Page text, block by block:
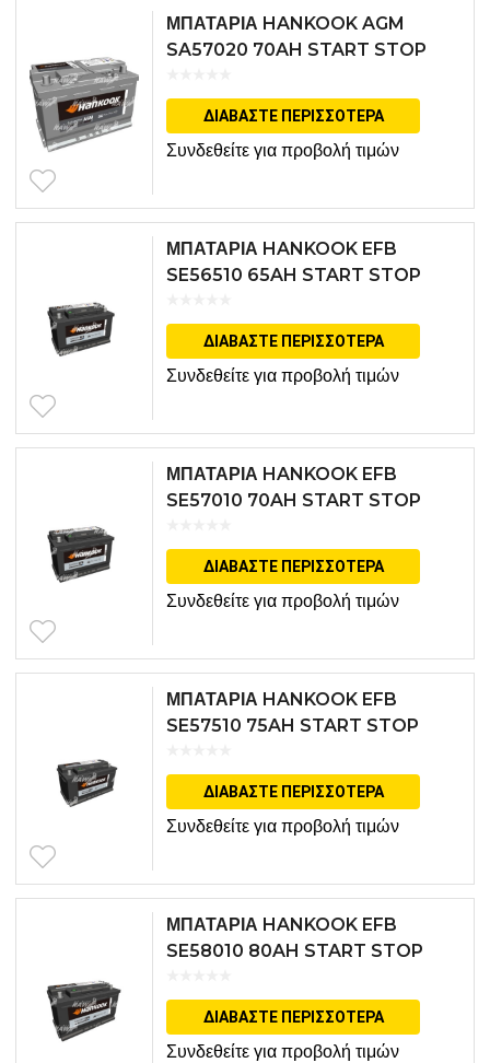
ΜΠΑΤΑΡΙΑ HANKOOK AGM
SA57020 70AH START STOP
ΔΙΑΒΆΣΤΕ ΠΕΡΙΣΣΌΤΕΡΑ
Συνδεθείτε για προβολή τιμών
ΜΠΑΤΑΡΙΑ HANKOOK EFB
SE56510 65AH START STOP
ΔΙΑΒΆΣΤΕ ΠΕΡΙΣΣΌΤΕΡΑ
Συνδεθείτε για προβολή τιμών
ΜΠΑΤΑΡΙΑ HANKOOK EFB
SE57010 70AH START STOP
ΔΙΑΒΆΣΤΕ ΠΕΡΙΣΣΌΤΕΡΑ
Συνδεθείτε για προβολή τιμών
ΜΠΑΤΑΡΙΑ HANKOOK EFB
SE57510 75AH START STOP
ΔΙΑΒΆΣΤΕ ΠΕΡΙΣΣΌΤΕΡΑ
Συνδεθείτε για προβολή τιμών
ΜΠΑΤΑΡΙΑ HANKOOK EFB
SE58010 80AH START STOP
ΔΙΑΒΆΣΤΕ ΠΕΡΙΣΣΌΤΕΡΑ
Συνδεθείτε για προβολή τιμών